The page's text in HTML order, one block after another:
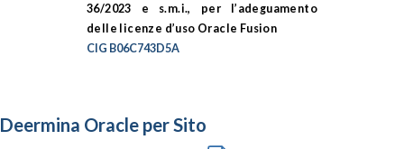
36/2023 e s.m.i., per l’adeguamento
delle licenze d’uso Oracle Fusion
CIG B06C743D5A
Deermina Oracle per Sito